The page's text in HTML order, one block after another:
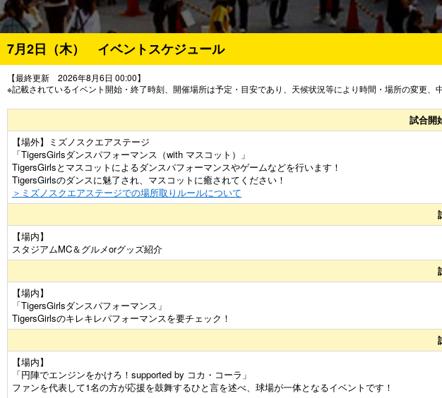
7月2日（木） イベントスケジュール
【最終更新 2026年8月6日 00:00】
※記載されているイベント開始・終了時刻、開催場所は予定・目安であり、天候状況等により時間・場所の変更、
試合開
【場外】ミズノスクエアステージ
「TigersGirlsダンスパフォーマンス（with マスコット）」
TigersGirlsとマスコットによるダンスパフォーマンスやゲームなどを行います！
TigersGirlsのダンスに魅了され、マスコットに癒されてください！
＞ミズノスクエアステージでの場所取りルールについて
【場内】
スタジアムMC＆グルメorグッズ紹介
【場内】
「TigersGirlsダンスパフォーマンス」
TigersGirlsのキレキレパフォーマンスを要チェック！
【場内】
「円陣でエンジンをかけろ！supported by コカ・コーラ」
ファンを代表して1名の方が応援を鼓舞するひと言を述べ、球場が一体となるイベントです！